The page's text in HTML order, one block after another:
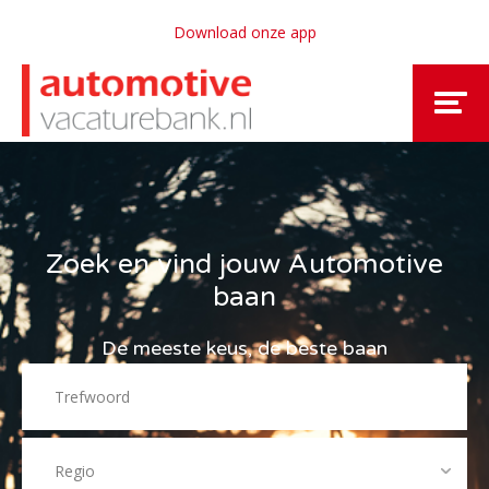
Download onze app
Zoek en vind jouw Automotive
baan
De meeste keus, de beste baan